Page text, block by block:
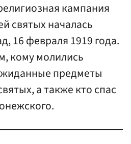
кампания
святых началась
16 февраля 1919 года.
кому молились
предметы
а также кто спас